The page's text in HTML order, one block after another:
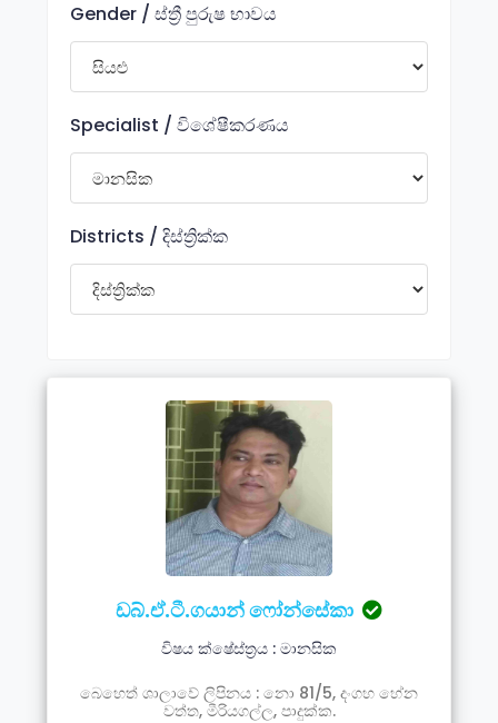
Gender / ස්ත්‍රී පුරුෂ භාවය
Specialist / විශේෂීකරණය
Districts / දිස්ත්‍රික්ක
ඩබ්.ඒ.ටී.ගයාන් ෆෝන්සේකා
විෂය ක්ෂේස්ත්‍රය : මානසික
බෙහෙත් ශාලාවේ ලිපිනය : නො 81/5, දංගහ හේන
වත්ත, මීරියගල්ල, පාදුක්ක.